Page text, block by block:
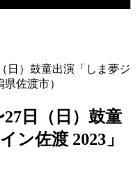
日）鼓童出演「しま夢ジ
佐渡市）
ン佐渡 2023」